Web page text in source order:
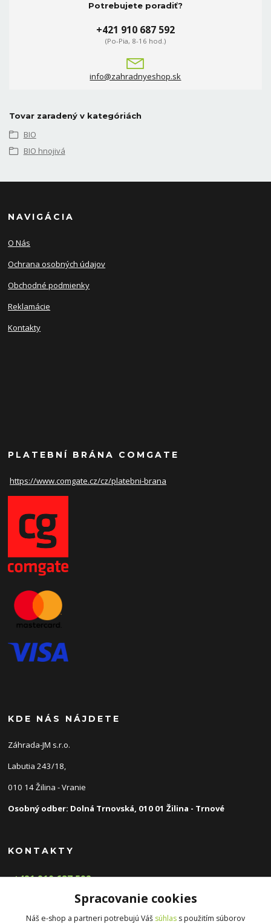
Potrebujete poradiť?
+421 910 687 592
(Po-Pia, 8-16 hod.)
info@zahradnyeshop.sk
Tovar zaradený v kategóriách
BIO
BIO hnojivá
NAVIGÁCIA
O Nás
Ochrana osobných údajov
Obchodné podmienky
Reklamácie
Kontakty
PLATEBNÍ BRÁNA COMGATE
https://www.comgate.cz/cz/platebni-brana
KDE NÁS NÁJDETE
Záhrada-JM s.r.o.
Labutia 243/18,
010 14 Žilina - Vranie
Osobný odber: Dolná Trnovská, 010 01 Žilina - Trnové
KONTAKTY
+421 910 687 592
info@zahradnyeshop.sk
Spracovanie cookies
Náš e-shop a partneri potrebujú Váš súhlas s použitím súborov